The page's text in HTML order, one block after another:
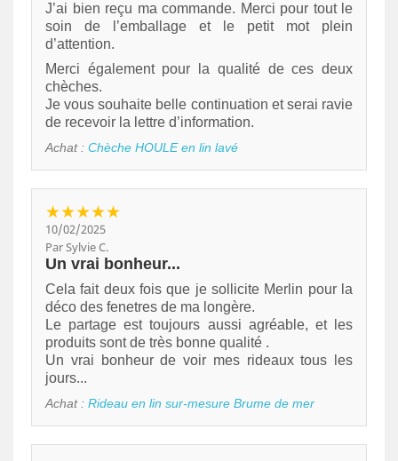
J’ai bien reçu ma commande. Merci pour tout le
soin de l’emballage et le petit mot plein
d’attention.
Merci également pour la qualité de ces deux
chèches.
Je vous souhaite belle continuation et serai ravie
de recevoir la lettre d’information.
Achat : Chèche HOULE en lin lavé
★★★★★
10/02/2025
Par Sylvie C.
Un vrai bonheur...
Cela fait deux fois que je sollicite Merlin pour la
déco des fenetres de ma longère.
Le partage est toujours aussi agréable, et les
produits sont de très bonne qualité .
Un vrai bonheur de voir mes rideaux tous les
jours...
Achat : Rideau en lin sur-mesure Brume de mer